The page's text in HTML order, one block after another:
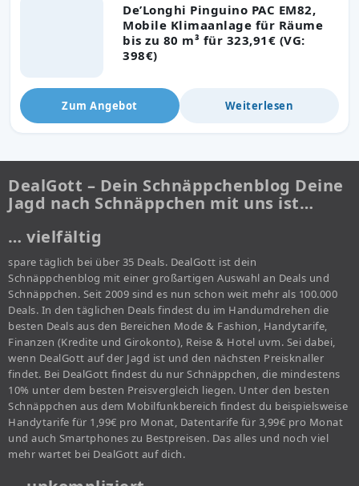
De’Longhi Pinguino PAC EM82,
Mobile Klimaanlage für Räume
bis zu 80 m³ für 323,91€ (VG:
398€)
Zum Angebot Weiterlesen
DealGott – Dein Schnäppchenblog Deine
Jagd nach Schnäppchen mit uns ist…
… vielfältig
spare täglich bei über 35 Deals. DealGott ist dein
Schnäppchenblog mit einer großartigen Auswahl an Deals und
Schnäppchen. Seit 2009 sind es nun schon weit mehr als 100.000
Deals. In den täglichen Deals findest du im Handumdrehen die
besten Deals aus den Bereichen Mode & Fashion, Handytarife,
Finanzen (Kredite und Girokonto), Reise & Hotel uvm. Sei dabei,
wenn DealGott auf der Jagd ist und den nächsten Preisknaller
findet. Bei DealGott findest du nur Schnäppchen, die mindestens
10% unter dem besten Preisvergleich liegen. Unter den besten
Schnäppchen aus dem Mobilfunkbereich findest du beispielsweise
Handytarife für 1,99€ pro Monat, Datentarife für 3,99€ pro Monat
und auch Smartphones zu Bestpreisen. Das alles und noch viel
mehr wartet bei DealGott auf dich.